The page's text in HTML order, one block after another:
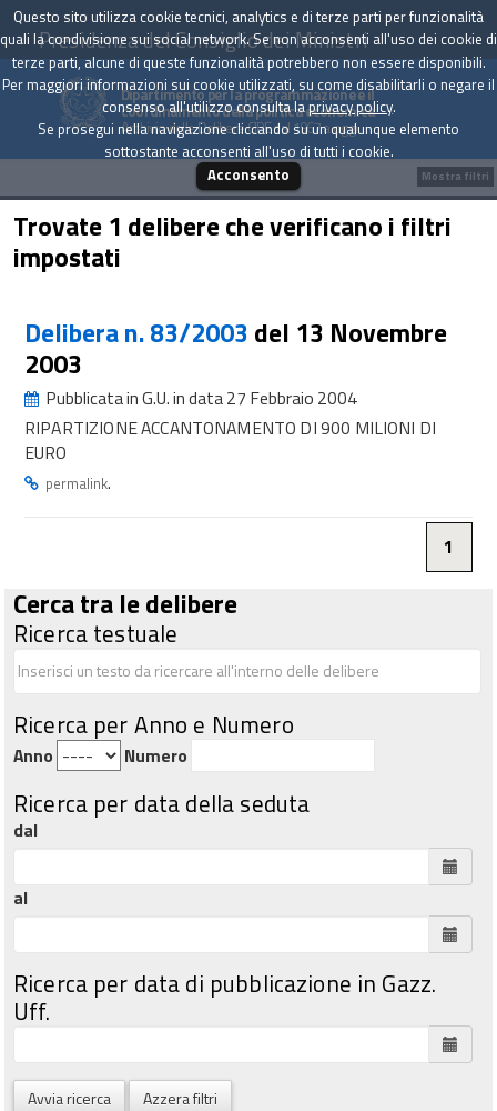
Presidenza del Consiglio dei Ministri
Dipartimento per la programmazione e il
coordinamento della politica economica
Archivio delle Delibere CIPE dal 1967 a oggi
Trovate 1 delibere che verificano i filtri
impostati
Delibera n. 83/2003 del 13 Novembre
2003
Pubblicata in G.U. in data 27 Febbraio 2004
RIPARTIZIONE ACCANTONAMENTO DI 900 MILIONI DI
EURO
permalink.
1
Cerca tra le delibere
Ricerca testuale
Ricerca per Anno e Numero
Anno Numero
Ricerca per data della seduta
dal
al
Ricerca per data di pubblicazione in Gazz.
Uff.
Avvia ricerca Azzera filtri
Mostra filtri
Questo sito utilizza cookie tecnici, analytics e di terze parti per funzionalità
quali la condivisione sui social network. Se non acconsenti all'uso dei cookie di
terze parti, alcune di queste funzionalità potrebbero non essere disponibili.
Per maggiori informazioni sui cookie utilizzati, su come disabilitarli o negare il
consenso all'utilizzo consulta laprivacy policy.
Se prosegui nella navigazione cliccando su un qualunque elemento
sottostante acconsenti all'uso di tutti i cookie.
Acconsento